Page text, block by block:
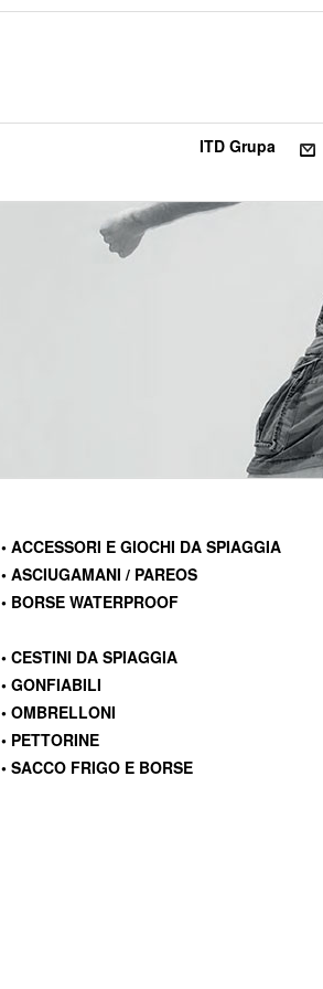
ITD Grupa
• ACCESSORI E GIOCHI DA SPIAGGIA
• ASCIUGAMANI / PAREOS
• BORSE WATERPROOF
• CESTINI DA SPIAGGIA
• GONFIABILI
• OMBRELLONI
• PETTORINE
• SACCO FRIGO E BORSE